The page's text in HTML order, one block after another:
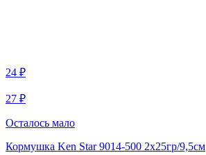
24 ₽
27 ₽
Осталось мало
Кормушка Ken Star 9014-500 2х25гр/9,5см